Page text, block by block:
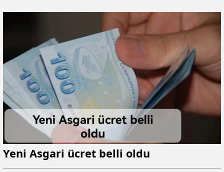
Yeni Asgari ücret belli oldu